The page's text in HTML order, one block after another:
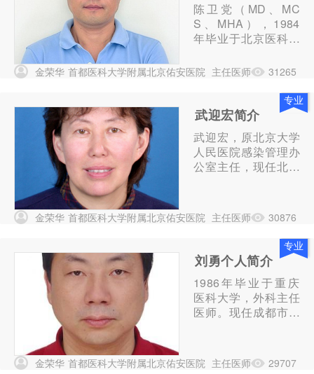
陈卫党（MD、MC
S、MHA），1984
年毕业于北京医科大
做心胸外科医生，19
89年美国埃默里大学
金荣华 首都医科大学附属北京佑安医院 主任医师 31265
武迎宏简介
武迎宏，原北京大学
人民医院感染管理办
公室主任，现任北京
任，北京市中医医院
感染管理质控中心主
任。卫生部医院感染
专家咨询委员会委
员、中国医院协会医
院感染管理专业委员
会副主任委员兼秘书
长、中华医院...
专业
金荣华 首都医科大学附属北京佑安医院 主任医师 30876
刘勇个人简介
1986年毕业于重庆
医科大学，外科主任
医师。现任成都市公
医学科研管理委员会
专业
金荣华 首都医科大学附属北京佑安医院 主任医师 29707